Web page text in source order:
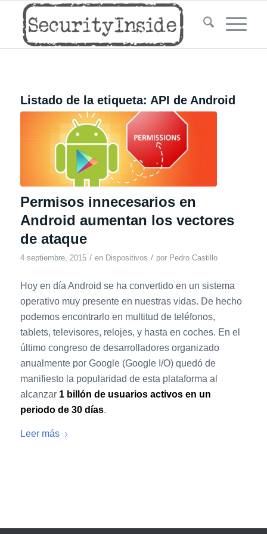
Listado de la etiqueta: API de Android
Permisos innecesarios en
Android aumentan los vectores
de ataque
4 septiembre, 2015 / en Dispositivos / por Pedro Castillo
Hoy en día Android se ha convertido en un sistema
operativo muy presente en nuestras vidas. De hecho
podemos encontrarlo en multitud de teléfonos,
tablets, televisores, relojes, y hasta en coches. En el
último congreso de desarrolladores organizado
anualmente por Google (Google I/O) quedó de
manifiesto la popularidad de esta plataforma al
alcanzar 1 billón de usuarios activos en un
periodo de 30 días.
Leer más